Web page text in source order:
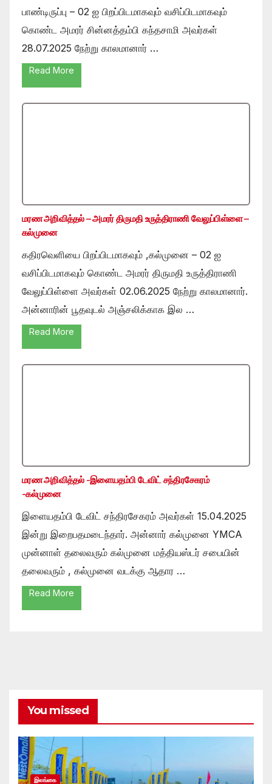
பாண்டிருப்பு – 02 ஐ பிறப்பிடமாகவும் வசிப்பிடமாகவும்
கொண்ட அமரர் சின்னத்தம்பி கந்தசாமி அவர்கள்
28.07.2025 நேற்று காலமானார் …
Read More
மரண அறிவித்தல் – அமரர் திருமதி உருத்திராணி வேலுப்பிள்ளை –
கல்முனை
கதிரவெளியை பிறப்பிடமாகவும் ,கல்முனை – 02 ஐ
வசிப்பிடமாகவும் கொண்ட அமரர் திருமதி உருத்திராணி
வேலுப்பிள்ளை அவர்கள் 02.06.2025 நேற்று காலமானார்.
அன்னாரின் பூதவுடல் அஞ்சலிக்காக இல …
Read More
மரண அறிவித்தல் -இளையதம்பி டேவிட் சந்திரசேகரம்
-கல்முனை
இளையதம்பி டேவிட் சந்திரசேகரம் அவர்கள் 15.04.2025
இன்று இறைபதமடைந்தார். அன்னார் கல்முனை YMCA
முன்னாள் தலைவரும் கல்முனை மத்தியஸ்டர் சபையின்
தலைவரும் , கல்முனை வடக்கு ஆதார …
Read More
You missed
இலங்கை